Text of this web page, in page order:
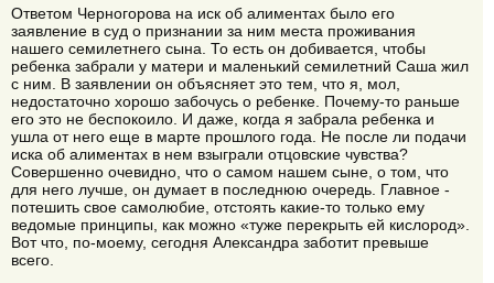
Ответом Черногорова на иск об алиментах было его
заявление в суд о признании за ним места проживания
нашего семилетнего сына. То есть он добивается, чтобы
ребенка забрали у матери и маленький семилетний Саша жил
с ним. В заявлении он объясняет это тем, что я, мол,
недостаточно хорошо забочусь о ребенке. Почему-то раньше
его это не беспокоило. И даже, когда я забрала ребенка и
ушла от него еще в марте прошлого года. Не после ли подачи
иска об алиментах в нем взыграли отцовские чувства?
Совершенно очевидно, что о самом нашем сыне, о том, что
для него лучше, он думает в последнюю очередь. Главное -
потешить свое самолюбие, отстоять какие-то только ему
ведомые принципы, как можно «туже перекрыть ей кислород».
Вот что, по-моему, сегодня Александра заботит превыше
всего.